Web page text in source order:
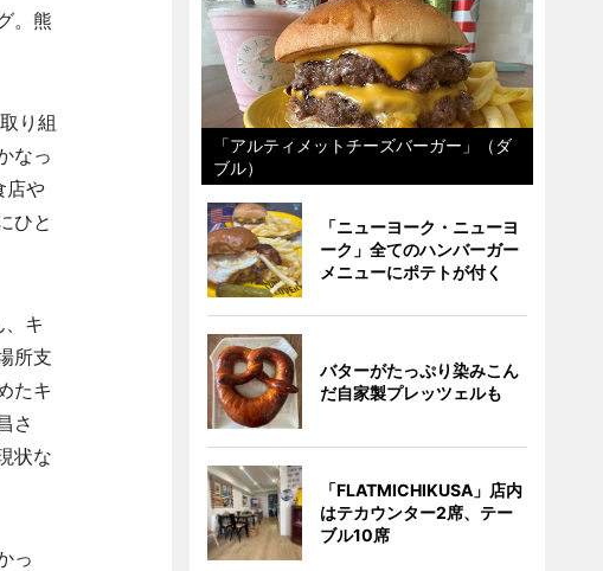
。熊
り組
なっ
店や
ひと
キ
所支
たキ
さ
状な
っ
「アルティメットチーズバーガー」（ダ
ブル）
「ニューヨーク・ニューヨ
ーク」全てのハンバーガー
メニューにポテトが付く
バターがたっぷり染みこん
だ自家製プレッツェルも
「FLATMICHIKUSA」店内
はテカウンター2席、テー
ブル10席